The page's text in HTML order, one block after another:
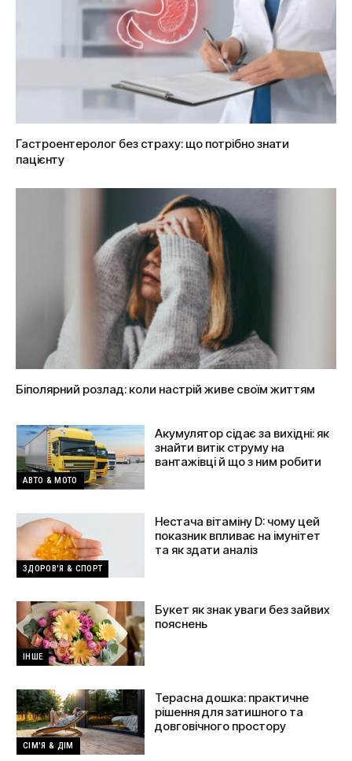
Гастроентеролог без страху: що потрібно знати
пацієнту
Біполярний розлад: коли настрій живе своїм життям
АВТО & МОТО
Акумулятор сідає за вихідні: як
знайти витік струму на
вантажівці й що з ним робити
ЗДОРОВ'Я & СПОРТ
Нестача вітаміну D: чому цей
показник впливає на імунітет
та як здати аналіз
ІНШЕ
Букет як знак уваги без зайвих
пояснень
СІМ'Я & ДІМ
Терасна дошка: практичне
рішення для затишного та
довговічного простору